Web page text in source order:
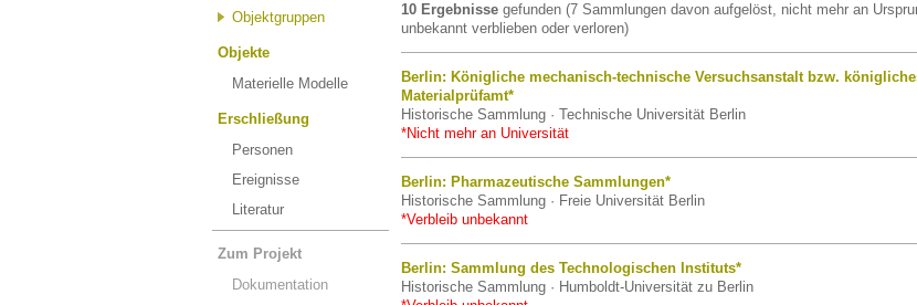
Objektgruppen
Objekte
Materielle Modelle
Erschließung
Personen
Ereignisse
Literatur
Zum Projekt
Dokumentation
10 Ergebnisse gefunden (7 Sammlungen davon aufgelöst, nicht mehr an
unbekannt verblieben oder verloren)
Berlin: Königliche mechanisch-technische Versuchsanstalt bzw.
Materialprüfamt*
Historische Sammlung · Technische Universität Berlin
*Nicht mehr an Universität
Berlin: Pharmazeutische Sammlungen*
Historische Sammlung · Freie Universität Berlin
*Verbleib unbekannt
Berlin: Sammlung des Technologischen Instituts*
Historische Sammlung · Humboldt-Universität zu Berlin